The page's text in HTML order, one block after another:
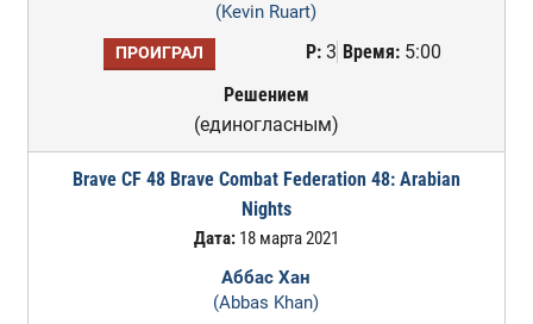
(Kevin Ruart)
ПРОИГРАЛ Р:3 Время:5:00
Решением
(единогласным)
Brave CF 48 Brave Combat Federation 48: Arabian
Nights
Дата:18 марта 2021
Аббас Хан
(Abbas Khan)